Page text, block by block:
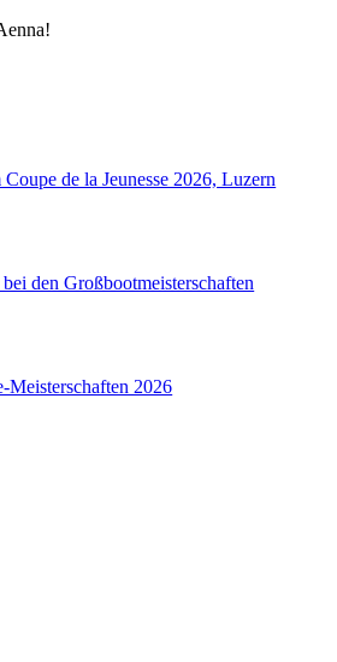
de la Jeunesse 2026, Luzern
den Großbootmeisterschaften
Meisterschaften 2026